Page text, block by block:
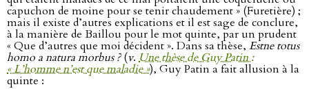
capuchon de moine pour se tenir chaudement » (Furetière) ;
mais il existe d’autres explications et il est sage de conclure,
à la manière de Baillou pour le mot quinte, par un prudent
« Que d’autres que moi décident ». Dans sa thèse, Estne totus
homo a natura morbus ?(v. Une thèse de Guy Patin :
« L’homme n’est que maladie »), Guy Patin a fait allusion à la
quinte :